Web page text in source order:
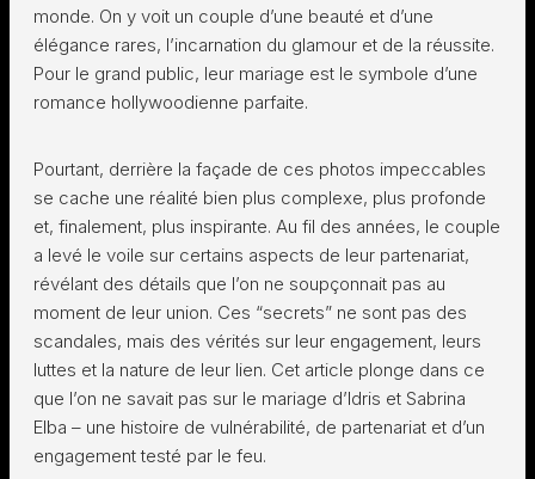
monde. On y voit un couple d’une beauté et d’une
élégance rares, l’incarnation du glamour et de la réussite.
Pour le grand public, leur mariage est le symbole d’une
romance hollywoodienne parfaite.
Pourtant, derrière la façade de ces photos impeccables
se cache une réalité bien plus complexe, plus profonde
et, finalement, plus inspirante. Au fil des années, le couple
a levé le voile sur certains aspects de leur partenariat,
révélant des détails que l’on ne soupçonnait pas au
moment de leur union. Ces “secrets” ne sont pas des
scandales, mais des vérités sur leur engagement, leurs
luttes et la nature de leur lien. Cet article plonge dans ce
que l’on ne savait pas sur le mariage d’Idris et Sabrina
Elba – une histoire de vulnérabilité, de partenariat et d’un
engagement testé par le feu.